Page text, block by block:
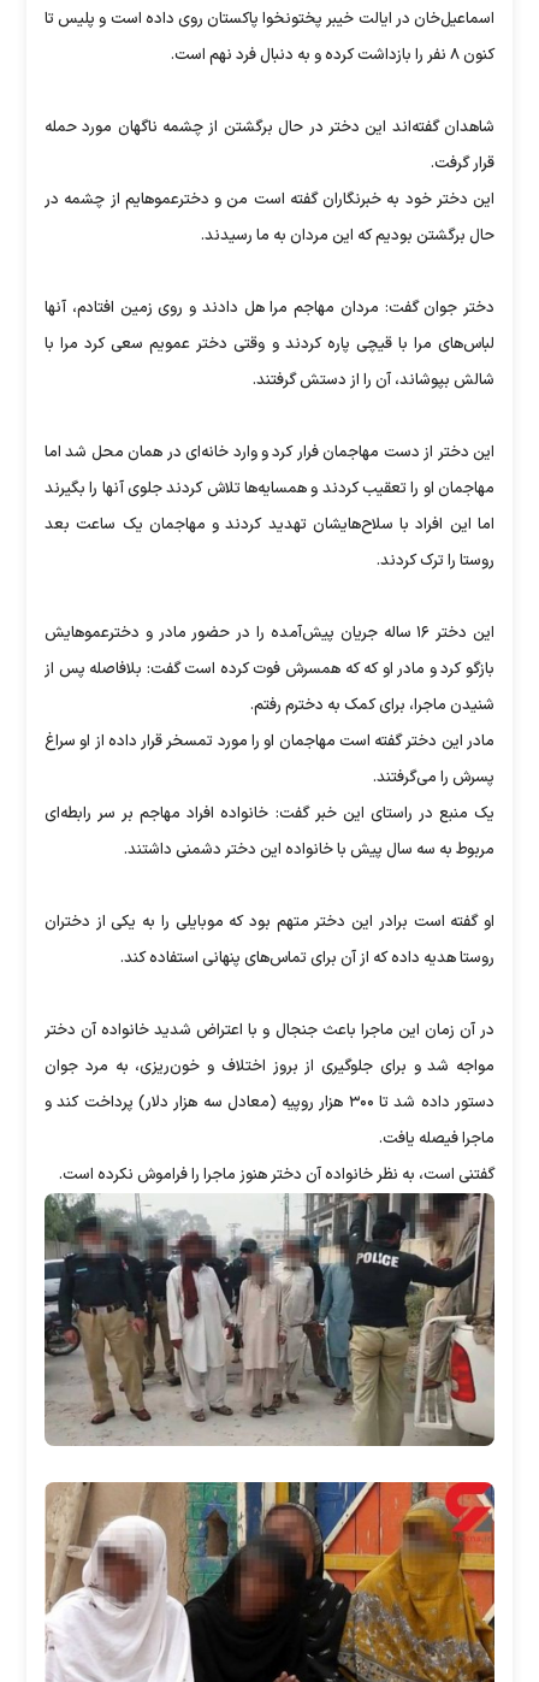
اسماعیل‌خان در ایالت خیبر پختونخوا پاکستان روی داده است و پلیس تا
کنون ۸ نفر را بازداشت کرده و به دنبال فرد نهم است.
شاهدان گفته‌اند این دختر در حال برگشتن از چشمه ناگهان مورد حمله
قرار گرفت.
این دختر خود به خبرنگاران گفته است من و دخترعموهایم از چشمه در
حال برگشتن بودیم که این مردان به ما رسیدند.
دختر جوان گفت: مردان مهاجم مرا هل دادند و روی زمین افتادم، آنها
لباس‌های مرا با قیچی پاره کردند و وقتی دختر عمویم سعی کرد مرا با
شالش بپوشاند، آن را از دستش گرفتند.
این دختر از دست مهاجمان فرار کرد و وارد خانه‌ای در همان محل شد اما
مهاجمان او را تعقیب کردند و همسایه‌ها تلاش کردند جلوی آنها را بگیرند
اما این افراد با سلاح‌هایشان تهدید کردند و مهاجمان یک ساعت بعد
روستا را ترک کردند.
این دختر ۱۶ ساله جریان پیش‌آمده را در حضور مادر و دخترعموهایش
بازگو کرد و مادر او که که همسرش فوت کرده است گفت: بلافاصله پس از
شنیدن ماجرا، برای کمک به دخترم رفتم.
مادر این دختر گفته است مهاجمان او را مورد تمسخر قرار داده از او سراغ
پسرش را می‌گرفتند.
یک منبع در راستای این خبر گفت: خانواده افراد مهاجم بر سر رابطه‌ای
مربوط به سه سال پیش با خانواده این دختر دشمنی داشتند.
او گفته است برادر این دختر متهم بود که موبایلی را به یکی از دختران
روستا هدیه داده که از آن برای تماس‌های پنهانی استفاده کند.
در آن زمان این ماجرا باعث جنجال و با اعتراض شدید خانواده آن دختر
مواجه شد و برای جلوگیری از بروز اختلاف و خون‌ریزی، به مرد جوان
دستور داده شد تا ۳۰۰ هزار روپیه (معادل سه هزار دلار) پرداخت کند و
ماجرا فیصله یافت.
گفتنی است، به نظر خانواده آن دختر هنوز ماجرا را فراموش نکرده است.